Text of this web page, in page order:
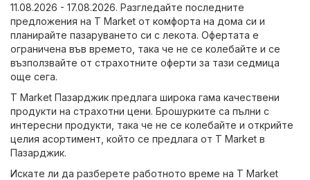
11.08.2026 - 17.08.2026. Разгледайте последните
предложения на T Market от комфорта на дома си и
планирайте пазаруването си с лекота. Офертата е
ограничена във времето, така че не се колебайте и се
възползвайте от страхотните оферти за тази седмица
още сега.
T Market Пазарджик предлага широка гама качествени
продукти на страхотни цени. Брошурките са пълни с
интересни продукти, така че не се колебайте и открийте
целия асортимент, който се предлага от T Market в
Пазарджик.
Искате ли да разберете работното време на T Market